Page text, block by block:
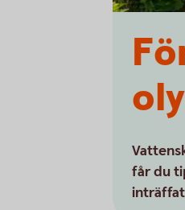
får du